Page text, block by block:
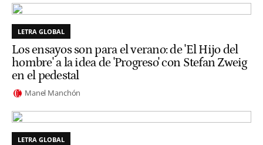
LETRA GLOBAL
Los ensayos son para el verano: de 'El Hijo del
hombre' a la idea de 'Progreso' con Stefan Zweig
en el pedestal
Manel Manchón
LETRA GLOBAL